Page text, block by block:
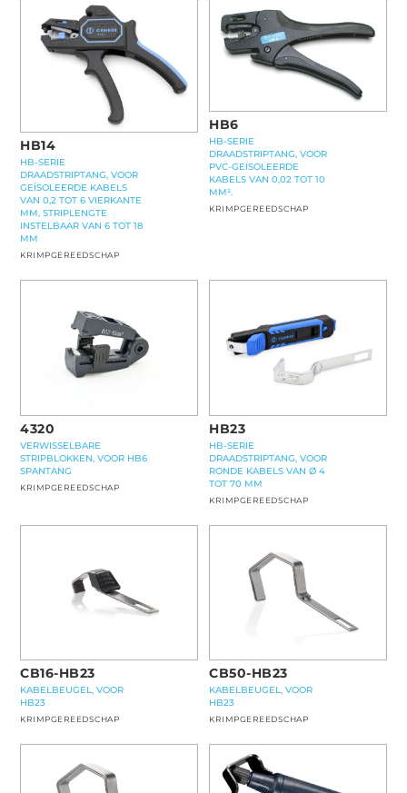
HB14
HB-SERIE
DRAADSTRIPTANG, VOOR
GEÏSOLEERDE KABELS
VAN 0,2 TOT 6 VIERKANTE
MM, STRIPLENGTE
INSTELBAAR VAN 6 TOT 18
MM
KRIMPGEREEDSCHAP
HB6
HB-SERIE
DRAADSTRIPTANG, VOOR
PVC-GEÏSOLEERDE
KABELS VAN 0,02 TOT 10
MM².
KRIMPGEREEDSCHAP
4320
VERWISSELBARE
STRIPBLOKKEN, VOOR HB6
SPANTANG
KRIMPGEREEDSCHAP
HB23
HB-SERIE
DRAADSTRIPTANG, VOOR
RONDE KABELS VAN Ø 4
TOT 70 MM
KRIMPGEREEDSCHAP
CB16-HB23
KABELBEUGEL, VOOR
HB23
KRIMPGEREEDSCHAP
CB50-HB23
KABELBEUGEL, VOOR
HB23
KRIMPGEREEDSCHAP